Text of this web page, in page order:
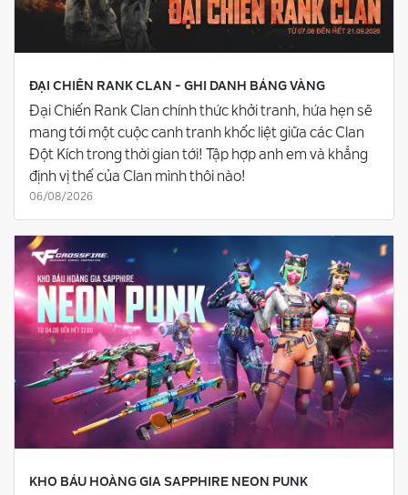
ĐẠI CHIẾN RANK CLAN - GHI DANH BẢNG VÀNG
Đại Chiến Rank Clan chính thức khởi tranh, hứa hẹn sẽ
mang tới một cuộc canh tranh khốc liệt giữa các Clan
Đột Kích trong thời gian tới! Tập hợp anh em và khẳng
định vị thế của Clan mình thôi nào!
06/08/2026
KHO BÁU HOÀNG GIA SAPPHIRE NEON PUNK